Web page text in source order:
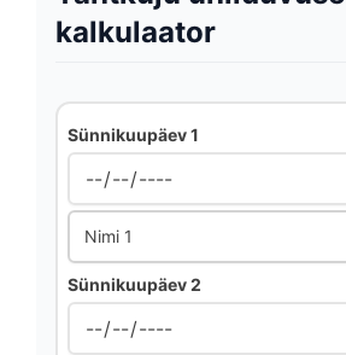
kalkulaator
Sünnikuupäev 1
Nimi 1
Sünnikuupäev 2